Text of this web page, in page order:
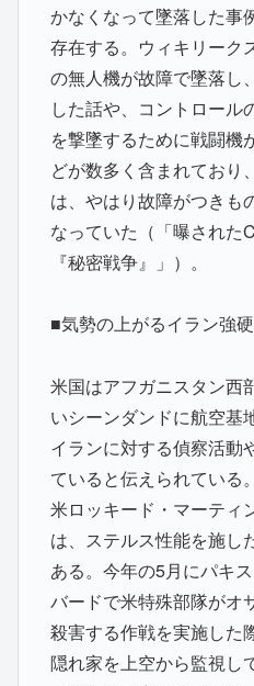
かなくなって墜落した事
存在する。ウィキリーク
の無人機が故障で墜落し
した話や、コントロール
を撃墜するために戦闘機
どが数多く含まれており
は、やはり故障がつきも
なっていた（「曝された
『秘密戦争』」）。
■気勢の上がるイラン強
米国はアフガニスタン西
いシーンダンドに航空基
イランに対する偵察活動
ていると伝えられている
米ロッキード・マーティ
は、ステルス性能を施し
ある。今年の5月にパキ
バードで米特殊部隊がオ
殺害する作戦を実施した
隠れ家を上空から監視し